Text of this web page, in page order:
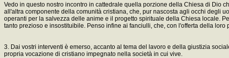
Vedo in questo nostro incontro in cattedrale quella porzione della Chiesa di Dio
all'altra componente della comunità cristiana, che, pur nascosta agli occhi degli
operanti per la salvezza delle anime e il progetto spirituale della Chiesa locale.
tanto prezioso e insostituibile. Penso infine ai fanciulli, che, con l'offerta della
3. Dai vostri interventi è emerso, accanto al tema del lavoro e della giustizia
propria vocazione di cristiano impegnato nella società in cui vive.